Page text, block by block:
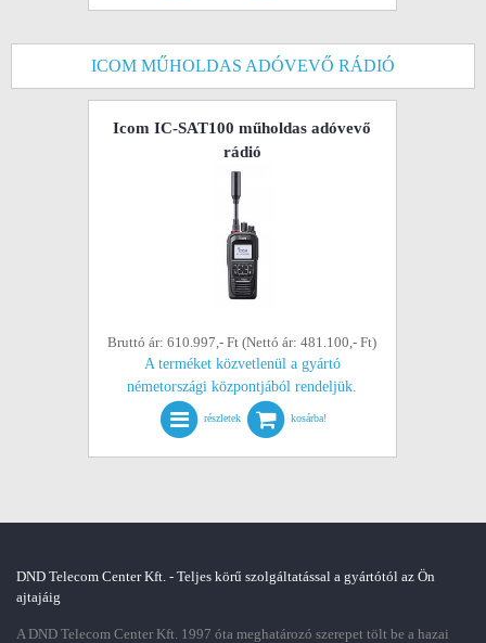
ICOM MŰHOLDAS ADÓVEVŐ RÁDIÓ
Icom IC-SAT100 műholdas adóvevő
rádió
Bruttó ár: 610.997,- Ft (Nettó ár: 481.100,- Ft)
A terméket közvetlenül a gyártó
németországi központjából rendeljük.
részletek kosárba!
DND Telecom Center Kft. - Teljes körű szolgáltatással a gyártótól az Ön
ajtajáig
A DND Telecom Center Kft. 1997 óta meghatározó szerepet tölt be a hazai